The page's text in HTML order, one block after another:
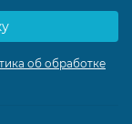
об обработке